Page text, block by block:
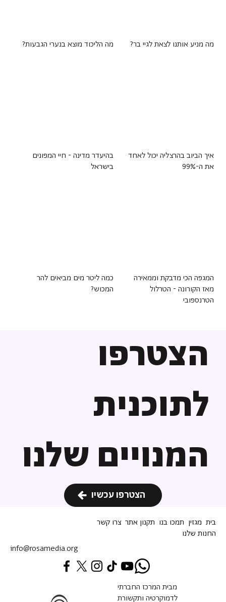
הצטרפו
לתוכנית
המנויים שלנו
הצטרפו עכשיו
מה מניע אותנו לצאת לגיי בר? מה הליכוד מוצא בנערי הגבעות?
איך הביוב בהרצליה יכול לאחד
את ה-99%
בהיעדר מדינה - חיי המפונים
בישראל
המגפה הכי מדבקת וממאירה
מאז הקורונה - הטרלול
הטרנספובי
כמה ליטר מים מביאים להר
המכוש?
info@rosamedia.org
בית מגזין תמכו בנו תקנון אתר צרו קשר
החנות שלנו
מבית המרכז החברתי
לדמוקרטיה ותקשורת